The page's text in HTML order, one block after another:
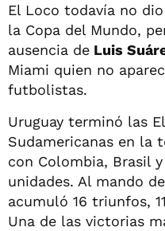
El Loco todavía no
la Copa del Mundo,
ausencia de Luis
Miami quien no
futbolistas.
Uruguay terminó las
Sudamericanas en la
con Colombia, Brasil
unidades. Al mando
acumuló 16 triunfos,
Una de las victorias